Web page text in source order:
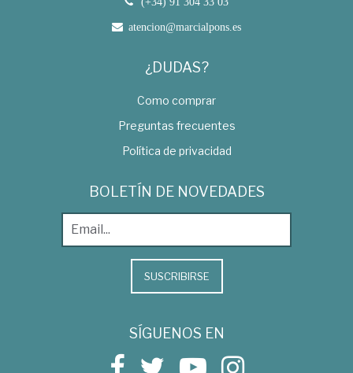
atencion@marcialpons.es
¿DUDAS?
Como comprar
Preguntas frecuentes
Política de privacidad
BOLETÍN DE NOVEDADES
SUSCRIBIRSE
SÍGUENOS EN